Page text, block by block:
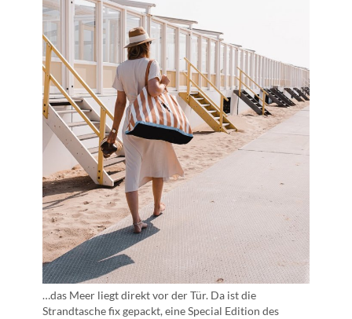
…das Meer liegt direkt vor der Tür. Da ist die
Strandtasche fix gepackt, eine Special Edition des